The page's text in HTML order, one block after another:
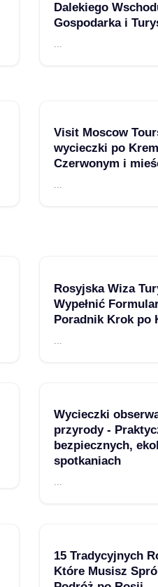
Dalekiego
Gospodarka i
...
Visit Moscow
wycieczki po
Czerwonym i
...
Rosyjska Wiza
Wypełnić
Poradnik Krok po
Wycieczki
przyrody -
bezpiecznych,
spotkaniach
15 Tradycyjnych
Które Musisz